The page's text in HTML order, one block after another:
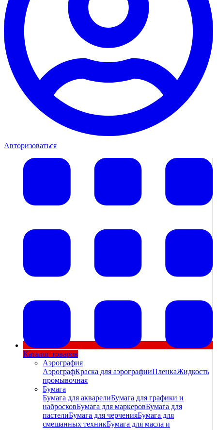
Авторизоваться
Каталог товаров
Аэрография
АэрографКраска для аэрографииПленкаЖидкость
промывочная
Бумага
Бумага для акварелиБумага для графики и
набросковБумага для маркеровБумага для
пастелиБумага для черченияБумага для
смешанных техникБумага для масла и